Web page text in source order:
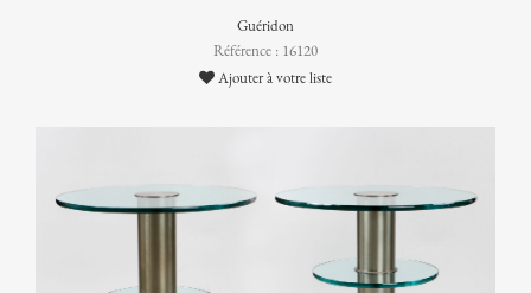
Guéridon
Référence : 16120
Ajouter à votre liste